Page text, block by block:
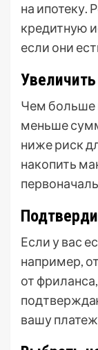
на ипотеку.
кредитную
если они
Чем больше
меньше
ниже риск
накопить
Если у вас
например,
от
вашу